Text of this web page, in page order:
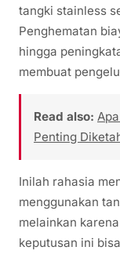
tangki stainless
Penghematan
hingga
membuat
Read also:
Penting
Inilah rahasia
menggunakan
melainkan
keputusan ini